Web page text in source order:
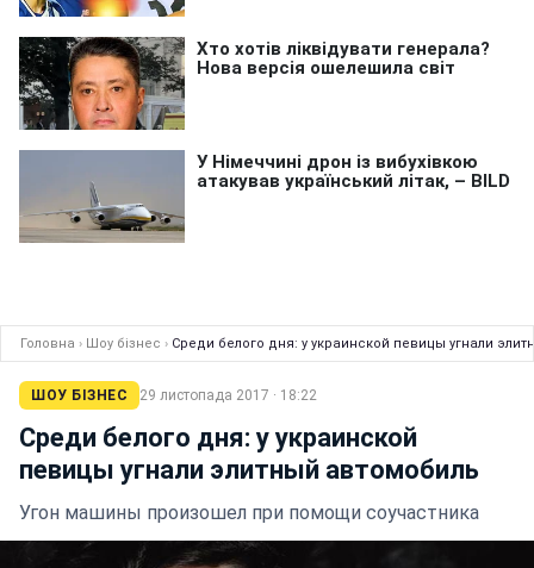
Головна › Шоу бізнес › Среди белого дня: у украинской певицы угнали
ШОУ БІЗНЕС 29 листопада 2017 · 18:22
Среди белого дня: у украинской
певицы угнали элитный автомобиль
Угон машины произошел при помощи соучастника